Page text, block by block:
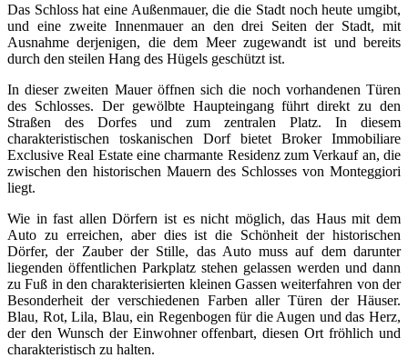
Das Schloss hat eine Außenmauer, die die Stadt noch heute umgibt,
und eine zweite Innenmauer an den drei Seiten der Stadt, mit
Ausnahme derjenigen, die dem Meer zugewandt ist und bereits
durch den steilen Hang des Hügels geschützt ist.
In dieser zweiten Mauer öffnen sich die noch vorhandenen Türen
des Schlosses. Der gewölbte Haupteingang führt direkt zu den
Straßen des Dorfes und zum zentralen Platz. In diesem
charakteristischen toskanischen Dorf bietet Broker Immobiliare
Exclusive Real Estate eine charmante Residenz zum Verkauf an, die
zwischen den historischen Mauern des Schlosses von Monteggiori
liegt.
Wie in fast allen Dörfern ist es nicht möglich, das Haus mit dem
Auto zu erreichen, aber dies ist die Schönheit der historischen
Dörfer, der Zauber der Stille, das Auto muss auf dem darunter
liegenden öffentlichen Parkplatz stehen gelassen werden und dann
zu Fuß in den charakterisierten kleinen Gassen weiterfahren von der
Besonderheit der verschiedenen Farben aller Türen der Häuser.
Blau, Rot, Lila, Blau, ein Regenbogen für die Augen und das Herz,
der den Wunsch der Einwohner offenbart, diesen Ort fröhlich und
charakteristisch zu halten.